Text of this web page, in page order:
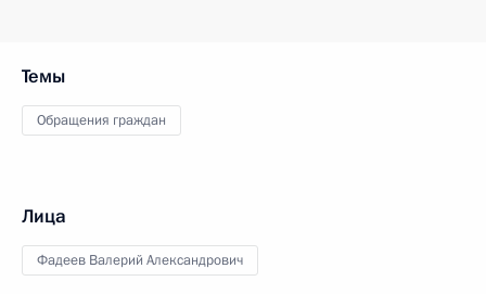
Темы
Обращения граждан
Лица
Фадеев Валерий Александрович